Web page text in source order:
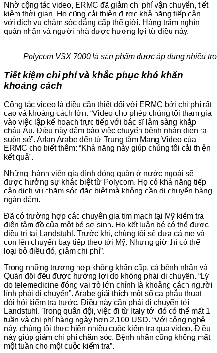
Nhờ cộng tác video, ERMC đã giảm chi phí vận chuyển, tiết
kiệm thời gian. Họ cũng cải thiện được khả năng tiếp cận
với dịch vụ chăm sóc đẳng cấp thế giới. Hàng trăm nghìn
quân nhân và người nhà được hưởng lợi từ điều này.
Polycom VSX 7000 là sản phẩm được áp dụng nhiều
Tiết kiệm chi phí và khắc phục khó khăn
khoảng cách
Cộng tác video là điều cần thiết đối với ERMC bởi chi phí rất
cao và khoảng cách lớn. “Video cho phép chúng tôi tham gia
vào việc lập kế hoạch trực tiếp với bác sĩ lâm sàng khắp
châu Âu. Điều này đảm bảo việc chuyển bệnh nhân diễn ra
suôn sẻ”. Arlan Arabe đến từ Trung tâm Mạng Video của
ERMC cho biết thêm: “Khả năng này giúp chúng tôi cải thiện
kết quả”.
Những thành viên gia đình đóng quân ở nước ngoài sẽ
được hưởng sự khác biệt từ Polycom. Họ có khả năng tiếp
cận dịch vụ chăm sóc đặc biệt mà không cần di chuyển hàng
ngàn dặm.
Đã có trường hợp các chuyên gia tim mạch tại Mỹ kiểm tra
điện tâm đồ của một bé sơ sinh. Họ kết luận bé có thể được
điều trị tại Landstuhl. Trước khi, chúng tôi sẽ đưa cả mẹ và
con lên chuyến bay tiếp theo tới Mỹ. Nhưng giờ thì có thể
loại bỏ điều đó, giảm chi phí”.
Trong những trường hợp không khẩn cấp, cả bệnh nhân và
Quân đội đều được hưởng lợi do không phải di chuyển. “Lý
do telemedicine đóng vai trò lớn chính là khoảng cách người
lính phải di chuyển”. Arabe giải thích một số ca phẫu thuạt
đòi hỏi kiểm tra trước. Điều này cần phải di chuyển tới
Landstuhl. Trong quân đội, việc đi từ Italy tới đó có thể mất 1
tuần và chi phí hàng ngày hơn 2.100 USD. “Với công nghệ
này, chúng tôi thực hiện nhiều cuộc kiểm tra qua video. Điều
này giúp giảm chi phí chăm sóc. Bệnh nhân cũng không mất
một tuần cho một cuộc kiểm tra”.